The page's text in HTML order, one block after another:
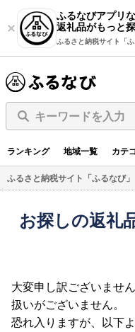
ふるなびアプリ
返礼品がもっと
ふるさと納税サイト「ふ
キーワードを入力
ランキング 地域一覧 カテ
ふるさと納税サイト「ふるなび」
お探しの返礼
大変申し訳ございませ
扱いがございません。
恐れ入りますが、以下